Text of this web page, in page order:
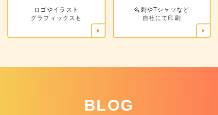
ロゴやイラスト
グラフィックスも
名刺やTシャツなど
自社にて印刷
BLOG